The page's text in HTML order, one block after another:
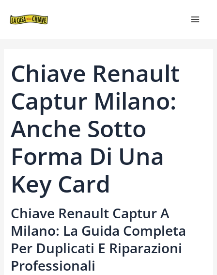
Chiave Renault
Captur Milano:
Anche Sotto
Forma Di Una
Key Card
Chiave Renault Captur A
Milano: La Guida Completa
Per Duplicati E Riparazioni
Professionali
ARTICOLI